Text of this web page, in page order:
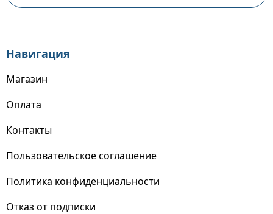
Навигация
Магазин
Оплата
Контакты
Пользовательское соглашение
Политика конфиденциальности
Отказ от подписки